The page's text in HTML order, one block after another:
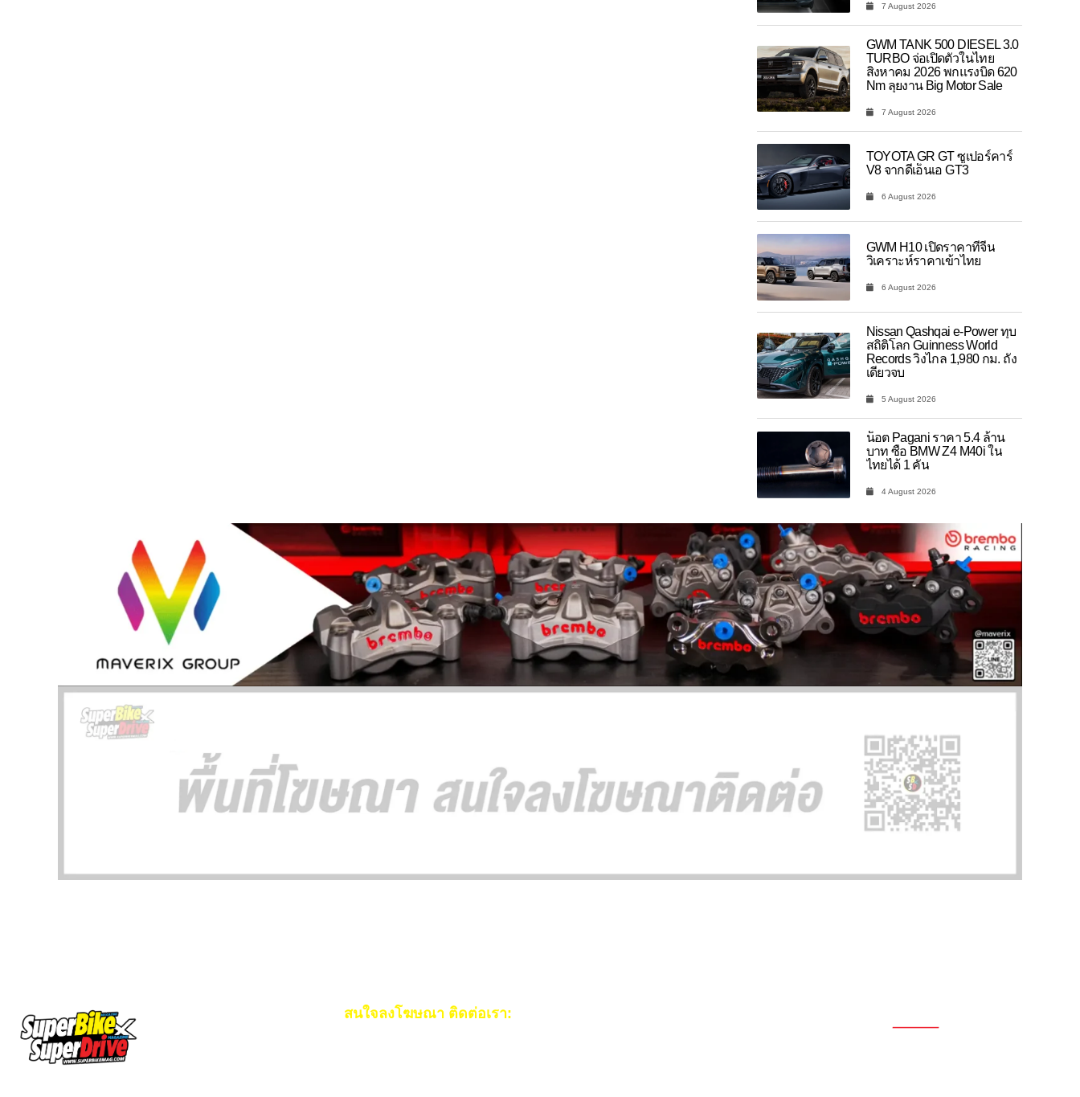
7 August 2026
GWM TANK 500 DIESEL 3.0
TURBO จ่อเปิดตัวในไทย
สิงหาคม 2026 พกแรงบิด 620
Nm ลุยงาน Big Motor Sale
7 August 2026
TOYOTA GR GT ซูเปอร์คาร์
V8 จากดีเอ็นเอ GT3
6 August 2026
GWM H10 เปิดราคาที่จีน
วิเคราะห์ราคาเข้าไทย
6 August 2026
Nissan Qashqai e-Power ทุบ
สถิติโลก Guinness World
Records วิ่งไกล 1,980 กม. ถัง
เดียวจบ
5 August 2026
น็อต Pagani ราคา 5.4 ล้าน
บาท ซื้อ BMW Z4 M40i ใน
ไทยได้ 1 คัน
4 August 2026
สนใจลงโฆษณา ติดต่อเรา: